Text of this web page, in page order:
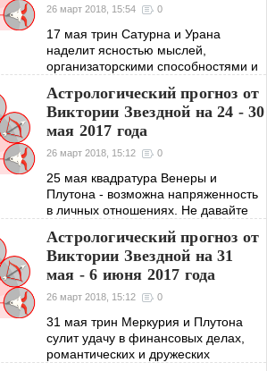
26 март 2018, 15:54 0
17 мая трин Сатурна и Урана
наделит ясностью мыслей,
организаторскими способностями и
занятий естественными науками,
астрологией, йогой. 19 мая аспект
Венеры и
Астрологический прогноз от
Виктории Звездной на 24 - 30
мая 2017 года
26 март 2018, 15:12 0
25 мая квадратура Венеры и
Плутона - возможна напряженность
в личных отношениях. Не давайте
выполнении. 28 мая секстиль
Меркурия и Нептуна - удачный день,
выгодно
Астрологический прогноз от
Виктории Звездной на 31
мая - 6 июня 2017 года
26 март 2018, 15:12 0
31 мая трин Меркурия и Плутона
сулит удачу в финансовых делах,
романтических и дружеских